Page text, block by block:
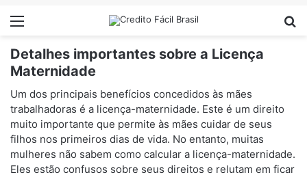
Menu
Detalhes importantes sobre a Licença
Maternidade
Um dos principais benefícios concedidos às mães
trabalhadoras é a licença-maternidade. Este é um direito
muito importante que permite às mães cuidar de seus
filhos nos primeiros dias de vida. No entanto, muitas
mulheres não sabem como calcular a licença-maternidade.
Eles estão confusos sobre seus direitos e relutam em ficar